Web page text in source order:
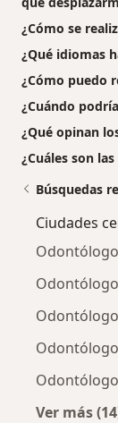
¿Cómo se
¿Qué idiomas
¿Cómo puedo
¿Cuándo
¿Qué opinan
¿Cuáles son
Búsquedas
Ciudades
Ver más